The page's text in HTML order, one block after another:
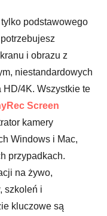
podstawowego
i obrazu z
niestandardowych
HD/4K. Wszystkie te
Screen
kamery
Windows i Mac,
przypadkach.
na żywo,
szkoleń i
kluczowe są